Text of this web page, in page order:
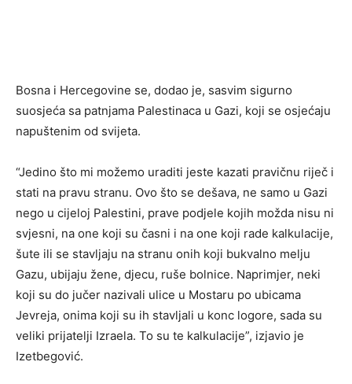
Bosna i Hercegovine se, dodao je, sasvim sigurno
suosjeća sa patnjama Palestinaca u Gazi, koji se osjećaju
napuštenim od svijeta.
“Jedino što mi možemo uraditi jeste kazati pravičnu riječ i
stati na pravu stranu. Ovo što se dešava, ne samo u Gazi
nego u cijeloj Palestini, prave podjele kojih možda nisu ni
svjesni, na one koji su časni i na one koji rade kalkulacije,
šute ili se stavljaju na stranu onih koji bukvalno melju
Gazu, ubijaju žene, djecu, ruše bolnice. Naprimjer, neki
koji su do jučer nazivali ulice u Mostaru po ubicama
Jevreja, onima koji su ih stavljali u konc logore, sada su
veliki prijatelji Izraela. To su te kalkulacije”, izjavio je
Izetbegović.